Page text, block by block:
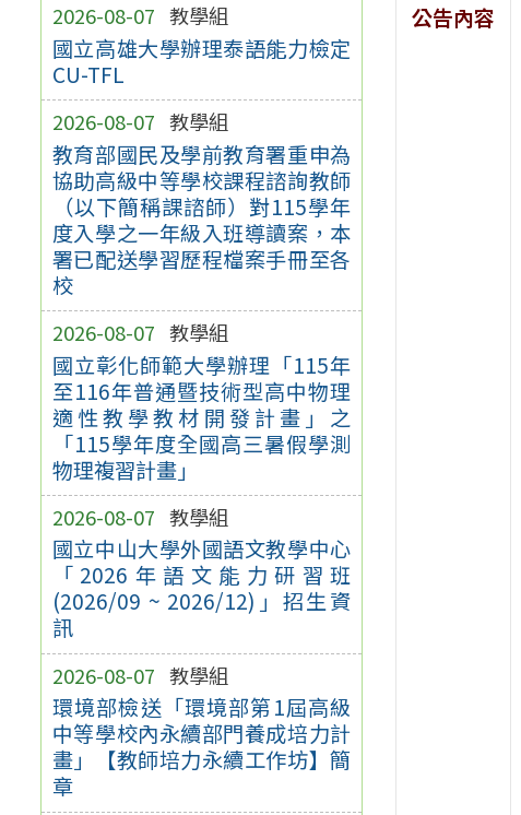
2026-08-07 教學組
國立高雄大學辦理泰語能力檢定
CU-TFL
2026-08-07 教學組
教育部國民及學前教育署重申為
協助高級中等學校課程諮詢教師
（以下簡稱課諮師）對115學年
度入學之一年級入班導讀案，本
署已配送學習歷程檔案手冊至各
校
2026-08-07 教學組
國立彰化師範大學辦理「115年
至116年普通暨技術型高中物理
適性教學教材開發計畫」之
「115學年度全國高三暑假學測
物理複習計畫」
2026-08-07 教學組
國立中山大學外國語文教學中心
「2026年語文能力研習班
(2026/09 ~ 2026/12)」招生資
訊
2026-08-07 教學組
環境部檢送「環境部第1屆高級
中等學校內永續部門養成培力計
畫」【教師培力永續工作坊】簡
章
公告內容